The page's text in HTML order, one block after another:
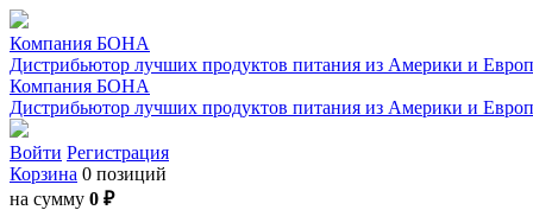
Компания БОНА
Дистрибьютор лучших продуктов питания из Америки и
Компания БОНА
Дистрибьютор лучших продуктов питания из Америки и
Войти Регистрация
Корзина 0 позиций
на сумму 0 ₽